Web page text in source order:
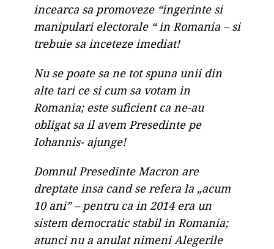
incearca sa promoveze “ingerinte si
manipulari electorale “ in Romania – si
trebuie sa inceteze imediat!
Nu se poate sa ne tot spuna unii din
alte tari ce si cum sa votam in
Romania; este suficient ca ne-au
obligat sa il avem Presedinte pe
Iohannis- ajunge!
Domnul Presedinte Macron are
dreptate insa cand se refera la „acum
10 ani” – pentru ca in 2014 era un
sistem democratic stabil in Romania;
atunci nu a anulat nimeni Alegerile